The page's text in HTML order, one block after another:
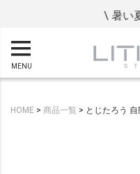
\ 暑い夏
MENU
HOME 商品一覧 とじたろう